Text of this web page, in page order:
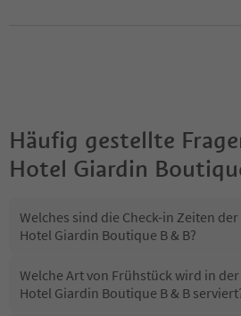
Häufig gestellte
Hotel Giardin
Welches sind die Check-in Zeiten
Hotel Giardin Boutique B & B?
Welche Art von Frühstück wird in
Hotel Giardin Boutique B & B